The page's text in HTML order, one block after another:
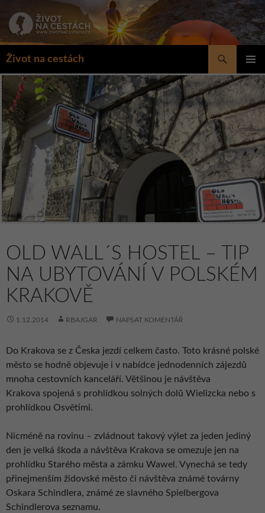
obsahu
Život na cestách
Hledat
MENU
OLD WALL´S HOSTEL – TIP
NA UBYTOVÁNÍ V POLSKÉM
KRAKOVĚ
1.12.2014 RBAJGAR NAPSAT KOMENTÁŘ
Do Krakova se z Česka jezdí celkem často. Toto krásné polské
město se hodně objevuje i v nabídce jednodenních zájezdů
mnoha cestovních kanceláří. Většinou je návštěva
Krakova spojená s prohlídkou solných dolů Wielizcka nebo s
prohlídkou Osvětimi.
Nicméně na rovinu – zvládnout takový výlet za jeden jediný
den je velká škoda a návštěva Krakova se omezuje jen na
prohlídku Starého města a zámku Wawel. Vynechá se tedy
přinejmenším židovské město či návštěva známé továrny
Oskara Schindlera, známé ze slavného Spielbergova
Schindlerova seznamu.